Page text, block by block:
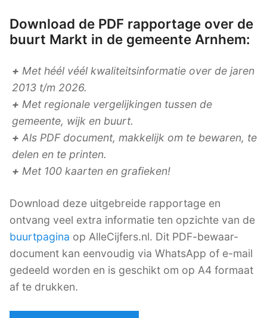
Download de PDF rapportage over de
buurt Markt in de gemeente Arnhem:
+ Met héél véél kwaliteitsinformatie over de jaren
2013 t/m 2026.
+ Met regionale vergelijkingen tussen de
gemeente, wijk en buurt.
+ Als PDF document, makkelijk om te bewaren, te
delen en te printen.
+ Met 100 kaarten en grafieken!
Download deze uitgebreide rapportage en
ontvang veel extra informatie ten opzichte van de
buurtpagina op AlleCijfers.nl. Dit PDF-bewaar-
document kan eenvoudig via WhatsApp of e-mail
gedeeld worden en is geschikt om op A4 formaat
af te drukken.